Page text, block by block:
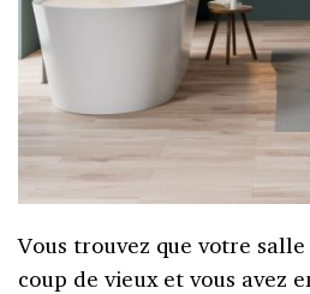
Vous trouvez que votre
coup de vieux et vous avez